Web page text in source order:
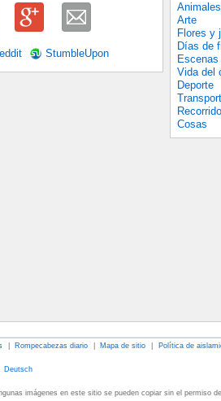
StumbleUpon
Animales
Arte
Flores y
Días de
Vida del
Deporte
Recorrido
Cosas
| Rompecabezas diario | Mapa de sitio | Política de
Deutsch
imágenes en este sitio se pueden copiar sin el permiso